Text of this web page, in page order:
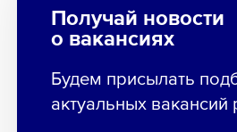
Получай новости
о вакансиях
Будем присылать
актуальных